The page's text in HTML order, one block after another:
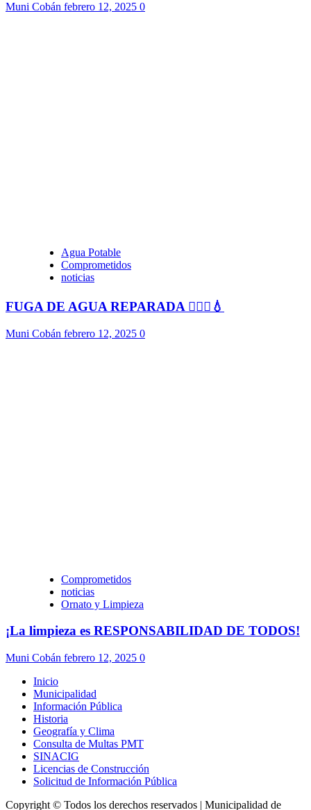
Muni Cobán febrero 12, 2025 0
Agua Potable
Comprometidos
noticias
FUGA DE AGUA REPARADA 👷🏻‍♂️💧
Muni Cobán febrero 12, 2025 0
Comprometidos
noticias
Ornato y Limpieza
¡La limpieza es RESPONSABILIDAD DE TODOS!
Muni Cobán febrero 12, 2025 0
Inicio
Municipalidad
Información Pública
Historia
Geografía y Clima
Consulta de Multas PMT
SINACIG
Licencias de Construcción
Solicitud de Información Pública
Copyright © Todos los derechos reservados | Municipalidad de